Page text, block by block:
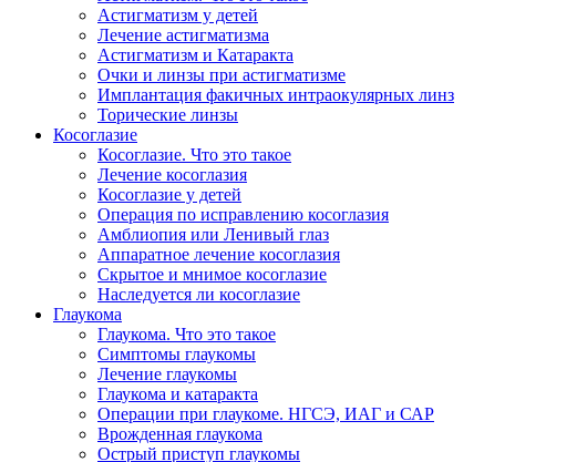
Астигматизм у детей
Лечение астигматизма
Астигматизм и Катаракта
Очки и линзы при астигматизме
Имплантация факичных интраокулярных линз
Торические линзы
Косоглазие
Косоглазие. Что это такое
Лечение косоглазия
Косоглазие у детей
Операция по исправлению косоглазия
Амблиопия или Ленивый глаз
Аппаратное лечение косоглазия
Скрытое и мнимое косоглазие
Наследуется ли косоглазие
Глаукома
Глаукома. Что это такое
Симптомы глаукомы
Лечение глаукомы
Глаукома и катаракта
Операции при глаукоме. НГСЭ, ИАГ и САР
Врожденная глаукома
Острый приступ глаукомы